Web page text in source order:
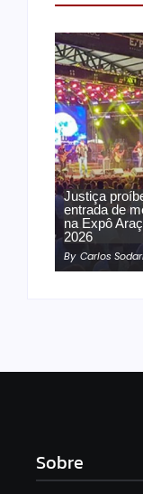
Justiça
entrada de
na Expô
2026
By Carlos
Sobre